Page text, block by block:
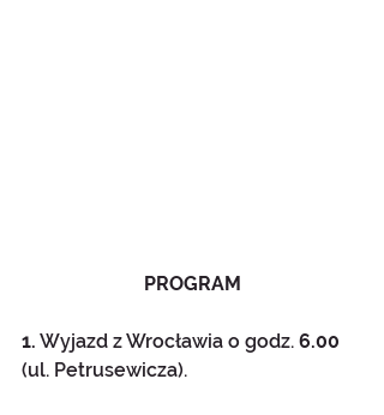
PROGRAM
1. Wyjazd z Wrocławia o godz. 6.00
(ul. Petrusewicza).